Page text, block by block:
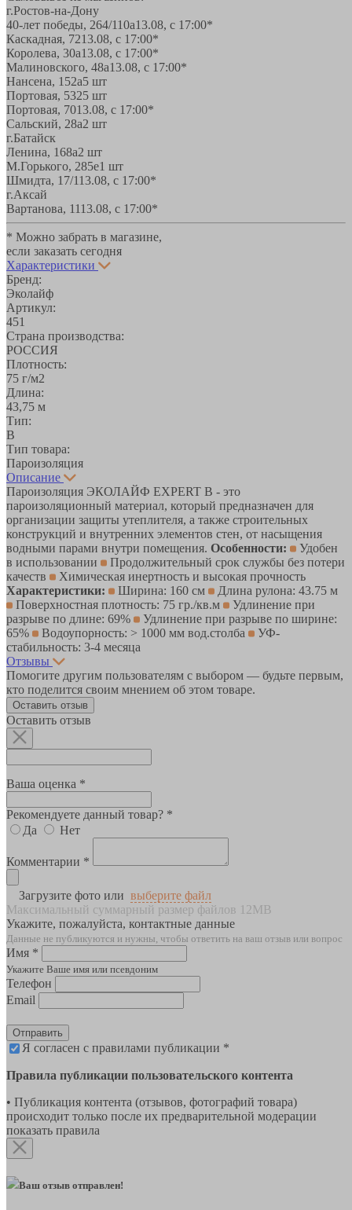
г.Ростов-на-Дону
40-лет победы, 264/110а13.08, с 17:00*
Каскадная, 7213.08, с 17:00*
Королева, 30а13.08, с 17:00*
Малиновского, 48а13.08, с 17:00*
Нансена, 152а5 шт
Портовая, 5325 шт
Портовая, 7013.08, с 17:00*
Сальский, 28a2 шт
г.Батайск
Ленина, 168а2 шт
М.Горького, 285е1 шт
Шмидта, 17/113.08, с 17:00*
г.Аксай
Вартанова, 1113.08, с 17:00*
* Можно забрать в магазине,
если заказать сегодня
Характеристики
Бренд:
Эколайф
Артикул:
451
Страна производства:
РОССИЯ
Плотность:
75 г/м2
Длина:
43,75 м
Тип:
B
Тип товара:
Пароизоляция
Описание
Пароизоляция ЭКОЛАЙФ EXPERT В - это
пароизоляционный материал, который предназначен для
организации защиты утеплителя, а также строительных
конструкций и внутренних элементов стен, от насыщения
водными парами внутри помещения. Особенности:
Удобен
в использовании
Продолжительный срок службы без потери
качеств
Химическая инертность и высокая прочность
Характеристики:
Ширина: 160 см
Длина рулона: 43.75 м
Поверхностная плотность: 75 гр./кв.м
Удлинение при
разрыве по длине: 69%
Удлинение при разрыве по ширине:
65%
Водоупорность: > 1000 мм вод.столба
УФ-
стабильность: 3-4 месяца
Отзывы
Помогите другим пользователям с выбором — будьте первым,
кто поделится своим мнением об этом товаре.
Оставить отзыв
Оставить отзыв
Ваша оценка *
Рекомендуете данный товар? *
Да
Нет
Комментарии *
Загрузите фото или выберите файл
Максимальный суммарный размер файлов 12MB
Укажите, пожалуйста, контактные данные
Данные не публикуются и нужны, чтобы ответить на ваш отзыв или вопрос
Имя *
Укажите Ваше имя или псевдоним
Телефон
Email
Отправить
Я согласен с правилами публикации *
Правила публикации пользовательского контента
• Публикация контента (отзывов, фотографий товара)
происходит только после их предварительной модерации
показать правила
Ваш отзыв отправлен!